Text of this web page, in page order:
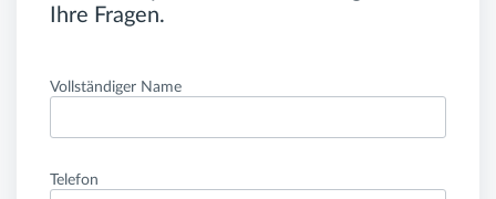
Ihre Fragen.
Vollständiger Name
Telefon